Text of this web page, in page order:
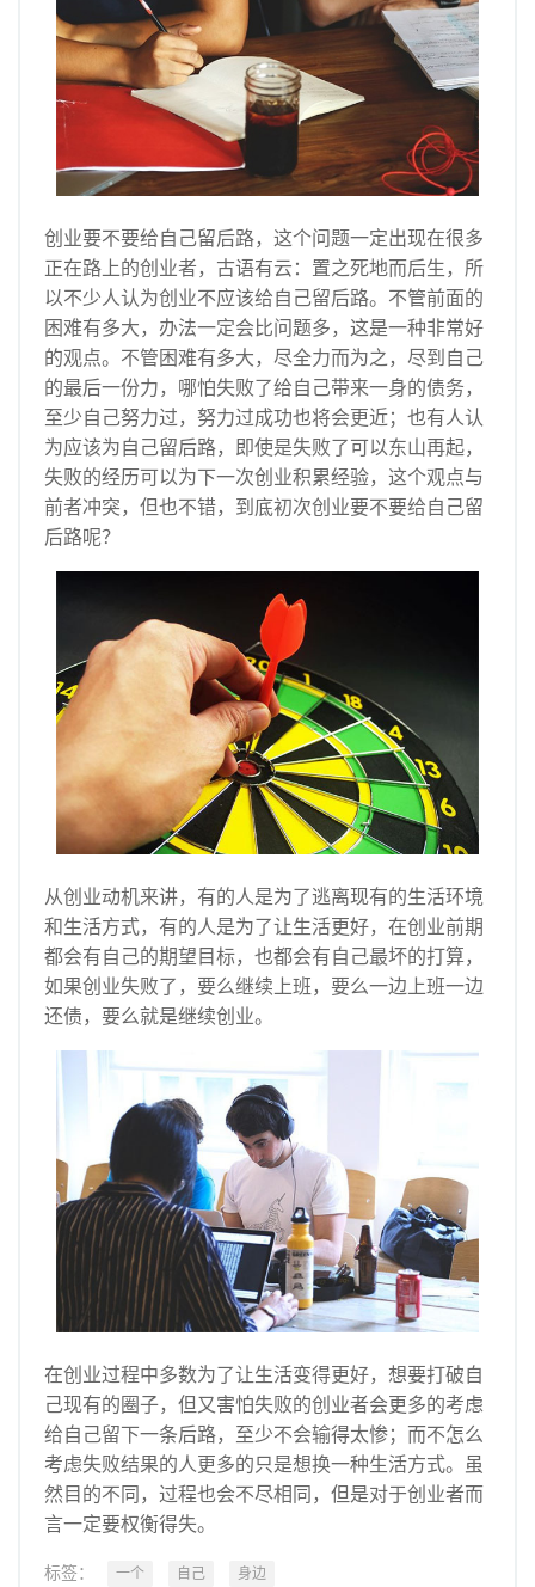
创业要不要给自己留后路，这个问题一定出现在很多
正在路上的创业者，古语有云：置之死地而后生，所
以不少人认为创业不应该给自己留后路。不管前面的
困难有多大，办法一定会比问题多，这是一种非常好
的观点。不管困难有多大，尽全力而为之，尽到自己
的最后一份力，哪怕失败了给自己带来一身的债务，
至少自己努力过，努力过成功也将会更近；也有人认
为应该为自己留后路，即使是失败了可以东山再起，
失败的经历可以为下一次创业积累经验，这个观点与
前者冲突，但也不错，到底初次创业要不要给自己留
后路呢？
从创业动机来讲，有的人是为了逃离现有的生活环境
和生活方式，有的人是为了让生活更好，在创业前期
都会有自己的期望目标，也都会有自己最坏的打算，
如果创业失败了，要么继续上班，要么一边上班一边
还债，要么就是继续创业。
在创业过程中多数为了让生活变得更好，想要打破自
己现有的圈子，但又害怕失败的创业者会更多的考虑
给自己留下一条后路，至少不会输得太惨；而不怎么
考虑失败结果的人更多的只是想换一种生活方式。虽
然目的不同，过程也会不尽相同，但是对于创业者而
言一定要权衡得失。
标签： 一个 自己 身边